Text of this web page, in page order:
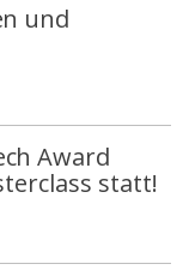
und
Award
statt!